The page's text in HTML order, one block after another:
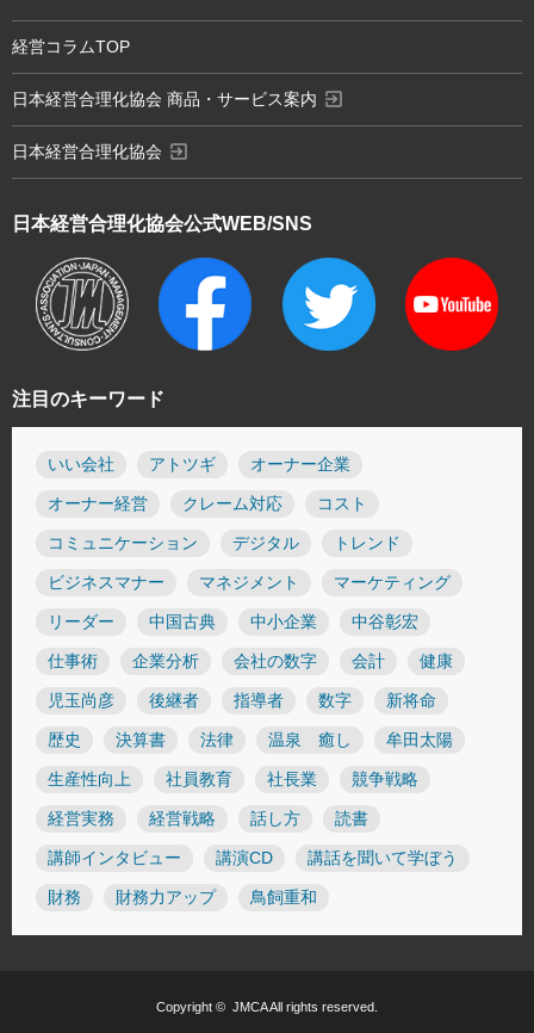
注目のキーワード
いい会社 アトツギ オーナー企業
オーナー経営 クレーム対応 コスト
コミュニケーション デジタル トレンド
ビジネスマナー マネジメント マーケティング
リーダー 中国古典 中小企業 中谷彰宏
仕事術 企業分析 会社の数字 会計 健康
児玉尚彦 後継者 指導者 数字 新将命
歴史 決算書 法律 温泉 癒し 牟田太陽
生産性向上 社員教育 社長業 競争戦略
経営実務 経営戦略 話し方 読書
講師インタビュー 講演CD 講話を聞いて学ぼう
財務 財務力アップ 鳥飼重和
日本経営合理化協会公式WEB/SNS
経営コラムTOP
日本経営合理化協会 商品・サービス案内 exit_to_app
日本経営合理化協会 exit_to_app
Copyright © JMCAAll rights reserved.